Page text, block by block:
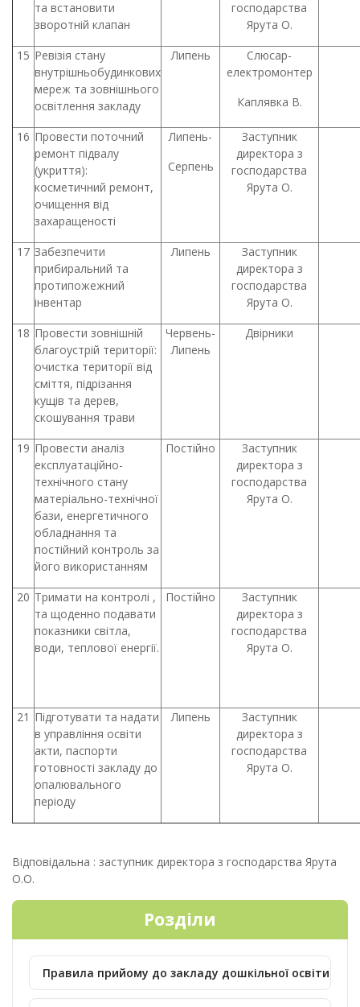
та встановити
зворотній клапан
господарства
Ярута О.
15 Ревізія стану
внутрішньобудинкових
мереж та зовнішнього
освітлення закладу
Липень
Слюсар-
електромонтер
Каплявка В.
16 Провести поточний
ремонт підвалу
(укриття):
косметичний ремонт,
очищення від
захаращеності
Липень-
Серпень
Заступник
директора з
господарства
Ярута О.
17 Забезпечити
прибиральний та
протипожежний
інвентар
Липень
Заступник
директора з
господарства
Ярута О.
18 Провести зовнішній
благоустрій території:
очистка території від
сміття, підрізання
кущів та дерев,
скошування трави
Червень-
Липень
Двірники
19 Провести аналіз
експлуатаційно-
технічного стану
матеріально-технічної
бази, енергетичного
обладнання та
постійний контроль за
його використанням
Постійно
Заступник
директора з
господарства
Ярута О.
20 Тримати на контролі ,
та щоденно подавати
показники світла,
води, теплової енергії.
Постійно
Заступник
директора з
господарства
Ярута О.
21 Підготувати та надати
в управління освіти
акти, паспорти
готовності закладу до
опалювального
періоду
Липень
Заступник
директора з
господарства
Ярута О.
Відповідальна : заступник директора з господарства Ярута
О.О.
Розділи
Правила прийому до закладу дошкільної освіти